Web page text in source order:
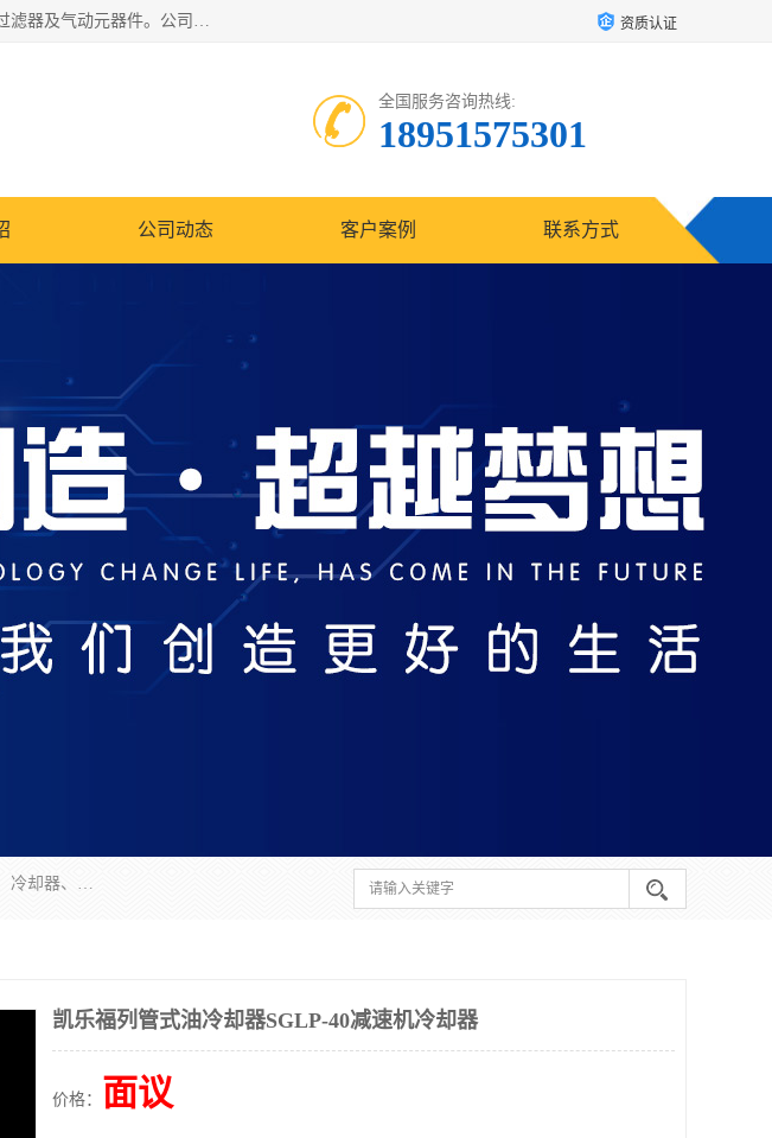
无锡凯乐福智能科技有限公司主营产品：打包机油泵、风冷式油冷却器、液压阀、液压泵、冷却器、过滤器及气动元器件。公司主导生产齿轮泵、齿轮马达、液压阀等产品。共计100多个系列、3000余种规格。覆盖了液压系统的动力元件、控制元件和执行元件，具备较强的成套供货、服务能力。 资质认证
全国服务咨询热线:
18951575301
公司动态 客户案例 联系方式
无锡凯乐福智能科技有限公司主营产品：打包机油泵、风冷式油冷却器、液压阀、液压泵、冷却器、过滤器及气动元器件。公司主导生产齿轮泵、齿轮马达、液压阀等产品。共计100多个系列、3000余种规格。覆盖了液压系统的动力元件、控制元件和执行元件，具备较强的成套供货、服务能力。
凯乐福列管式油冷却器SGLP-40减速机冷却器
价格： 面议